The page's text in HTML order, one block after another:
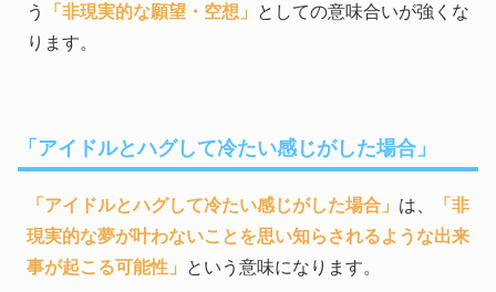
う
「非現実的な願望・空想」
としての意味合いが強くな
ります。
「アイドルとハグして冷たい感じがした場合」
「アイドルとハグして冷たい感じがした場合」 は、
「非
現実的な夢が叶わないことを思い知らされるような出来
事が起こる可能性」
という意味になります。